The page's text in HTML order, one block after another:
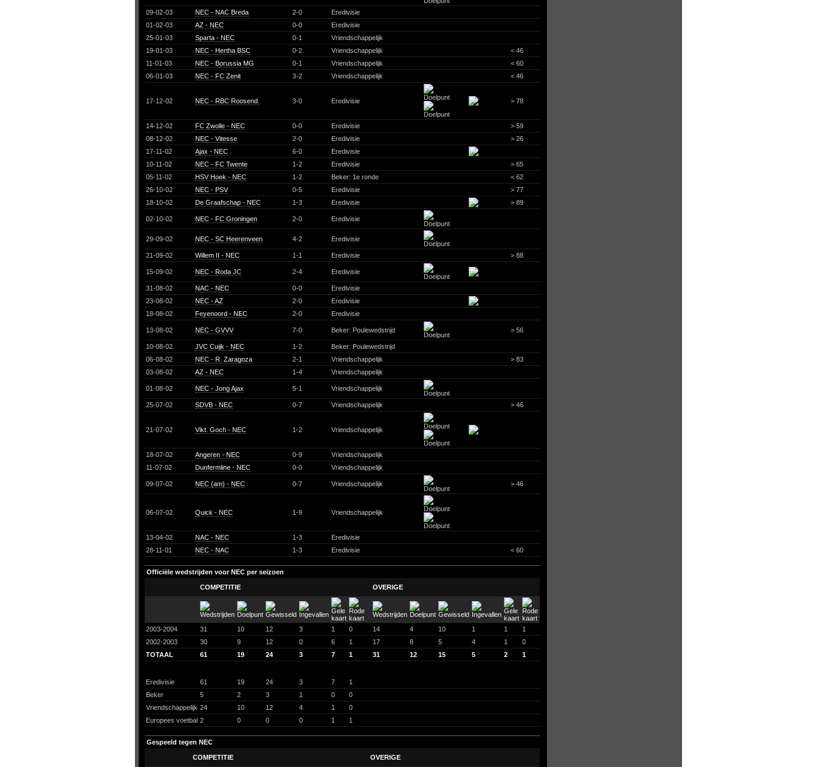
09-02-03 NEC - NAC Breda 2-0
Eredivisie
01-02-03
AZ - NEC 0-0
Eredivisie
25-01-03
Sparta - NEC 0-1
Vriendschappelijk
19-01-03
NEC - Hertha BSC 0-2 Vriendschappelijk
< 46
11-01-03
NEC - Borussia MG 0-1 Vriendschappelijk
< 60
06-01-03
NEC - FC Zenit 3-2 Vriendschappelijk < 46
17-12-02 NEC - RBC Roosend. 3-0 Eredivisie > 78
14-12-02 FC Zwolle - NEC 0-0 Eredivisie
> 59
08-12-02
NEC - Vitesse 2-0 Eredivisie
> 26
17-11-02
Ajax - NEC 6-0
Eredivisie
10-11-02
NEC - FC Twente 1-2 Eredivisie
> 65
05-11-02
HSV Hoek - NEC 1-2 Beker: 1e ronde
< 62
26-10-02
NEC - PSV 0-5 Eredivisie
> 77
18-10-02
De Graafschap - NEC 1-3 Eredivisie > 89
02-10-02 NEC - FC Groningen 2-0 Eredivisie
29-09-02 NEC - SC Heerenveen 4-2 Eredivisie
21-09-02 Willem II - NEC 1-1 Eredivisie > 88
15-09-02 NEC - Roda JC 2-4 Eredivisie
31-08-02 NAC - NEC 0-0
Eredivisie
23-08-02
NEC - AZ 2-0
Eredivisie
18-08-02
Feyenoord - NEC 2-0 Eredivisie
13-08-02 NEC - GVVV 7-0 Beker: Poulewedstrijd > 56
10-08-02 JVC Cuijk - NEC 1-2
Beker: Poulewedstrijd
06-08-02
NEC - R. Zaragoza 2-1 Vriendschappelijk
> 83
03-08-02
AZ - NEC 1-4 Vriendschappelijk
01-08-02 NEC - Jong Ajax 5-1 Vriendschappelijk
25-07-02 SDVB - NEC 0-7 Vriendschappelijk > 46
21-07-02 Vikt. Goch - NEC 1-2 Vriendschappelijk
18-07-02 Angeren - NEC 0-9
Vriendschappelijk
11-07-02
Dunfermline - NEC 0-0 Vriendschappelijk
09-07-02 NEC (am) - NEC 0-7 Vriendschappelijk > 46
06-07-02 Quick - NEC 1-9 Vriendschappelijk
13-04-02 NAC - NEC 1-3
Eredivisie
28-11-01
NEC - NAC 1-3 Eredivisie < 60
Officiële wedstrijden voor NEC per seizoen
COMPETITIE OVERIGE
2003-2004 31 10 12 3 1 0 14 4 10 1 1
1
2002-2003
30 9 12 0 6 1 17 8 5 4 1
0
TOTAAL
61 19 24 3 7 1 31 12 15 5 2 1
Eredivisie 61 19 24 3 7
1
Beker
5 2 3 1 0
0
Vriendschappelijk 24 10 12 4 1
0
Europees voetbal 2 0 0 0 1 1
Gespeeld tegen NEC
COMPETITIE OVERIGE